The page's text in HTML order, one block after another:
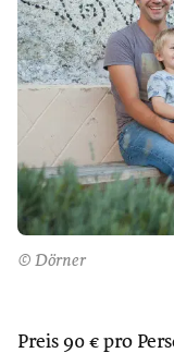
© Dörner
Preis 90 € pro